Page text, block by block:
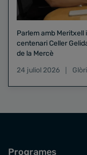
Parlem amb Meritxell
centenari Celler Gelida de Sants, que enguany faran el pregó
de la Mercè
24 juliol 2026
Programes